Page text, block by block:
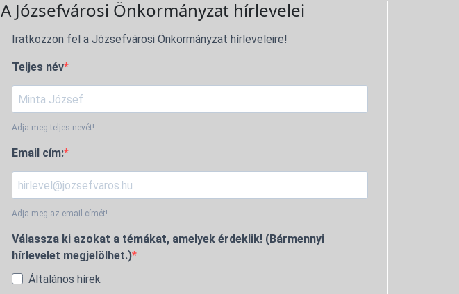
A Józsefvárosi Önkormányzat hírlevelei
Iratkozzon fel a Józsefvárosi Önkormányzat hírleveleire!
Teljes név
Adja meg teljes nevét!
Email cím:
Adja meg az email címét!
Válassza ki azokat a témákat, amelyek érdeklik! (Bármennyi
hírlevelet megjelölhet.)
Általános hírek